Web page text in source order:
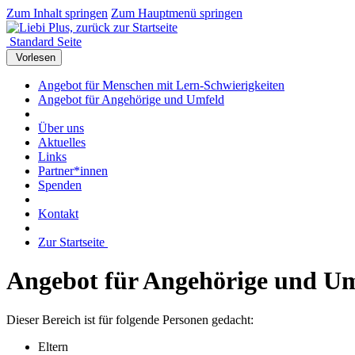
Zum Inhalt springen Zum Hauptmenü springen
Standard Seite
Vorlesen
Angebot für Menschen mit Lern-Schwierigkeiten
Angebot für Angehörige und Umfeld
Über uns
Aktuelles
Links
Partner*innen
Spenden
Kontakt
Zur Startseite
Angebot für Angehörige und
Dieser Bereich ist für folgende Personen gedacht:
Eltern